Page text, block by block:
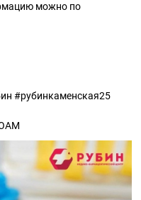
можно по
#рубинкаменская25